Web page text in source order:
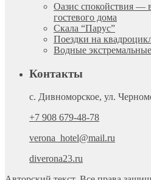
Оазис спокойствия —
гостевого дома
Скала “Парус”
Поездки на
Водные
Контакты
с. Дивноморское, ул.
+7 908 679-48-78
verona_hotel@mail.ru
diverona23.ru